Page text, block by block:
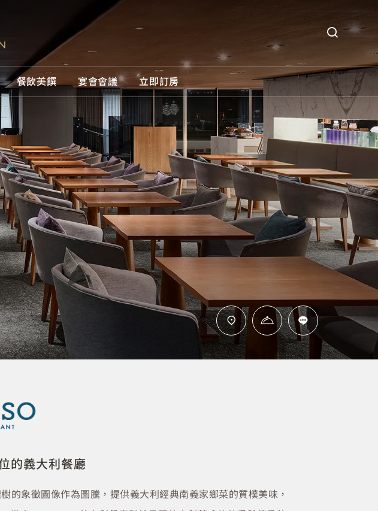
品牌介紹
品牌體驗
精選相冊
聯絡我們
獲獎紀錄
交通指南
專屬優惠
所有優惠
住宿優惠
餐飲優惠
媒體中心
所有房型
客房
套房
所有設施
休閒娛樂
專屬服務
餐飲美饌
GUSTOSO義大利餐廳
URBAN331威士忌酒吧
線上購物
宴會會議 立即訂房
的義大利餐廳
的象徵圖像作為圖騰，提供義大利經典南義家鄉菜的質樸美味，